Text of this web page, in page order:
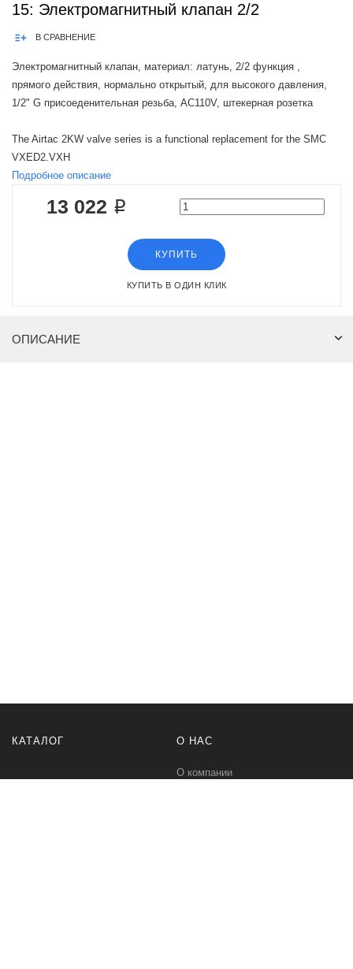
15: Электромагнитный клапан 2/2
В СРАВНЕНИЕ
Электромагнитный клапан, материал: латунь, 2/2 функция ,
прямого действия, нормально открытый, для высокого давления,
1/2" G присоеденительная резьба, AC110V, штекерная розетка
The Airtac 2KW valve series is a functional replacement for the SMC
VXED2.VXH
Подробное описание
13 022 ₽
КУПИТЬ
КУПИТЬ В ОДИН КЛИК
ОПИСАНИЕ
КАТАЛОГ О НАС
О компании